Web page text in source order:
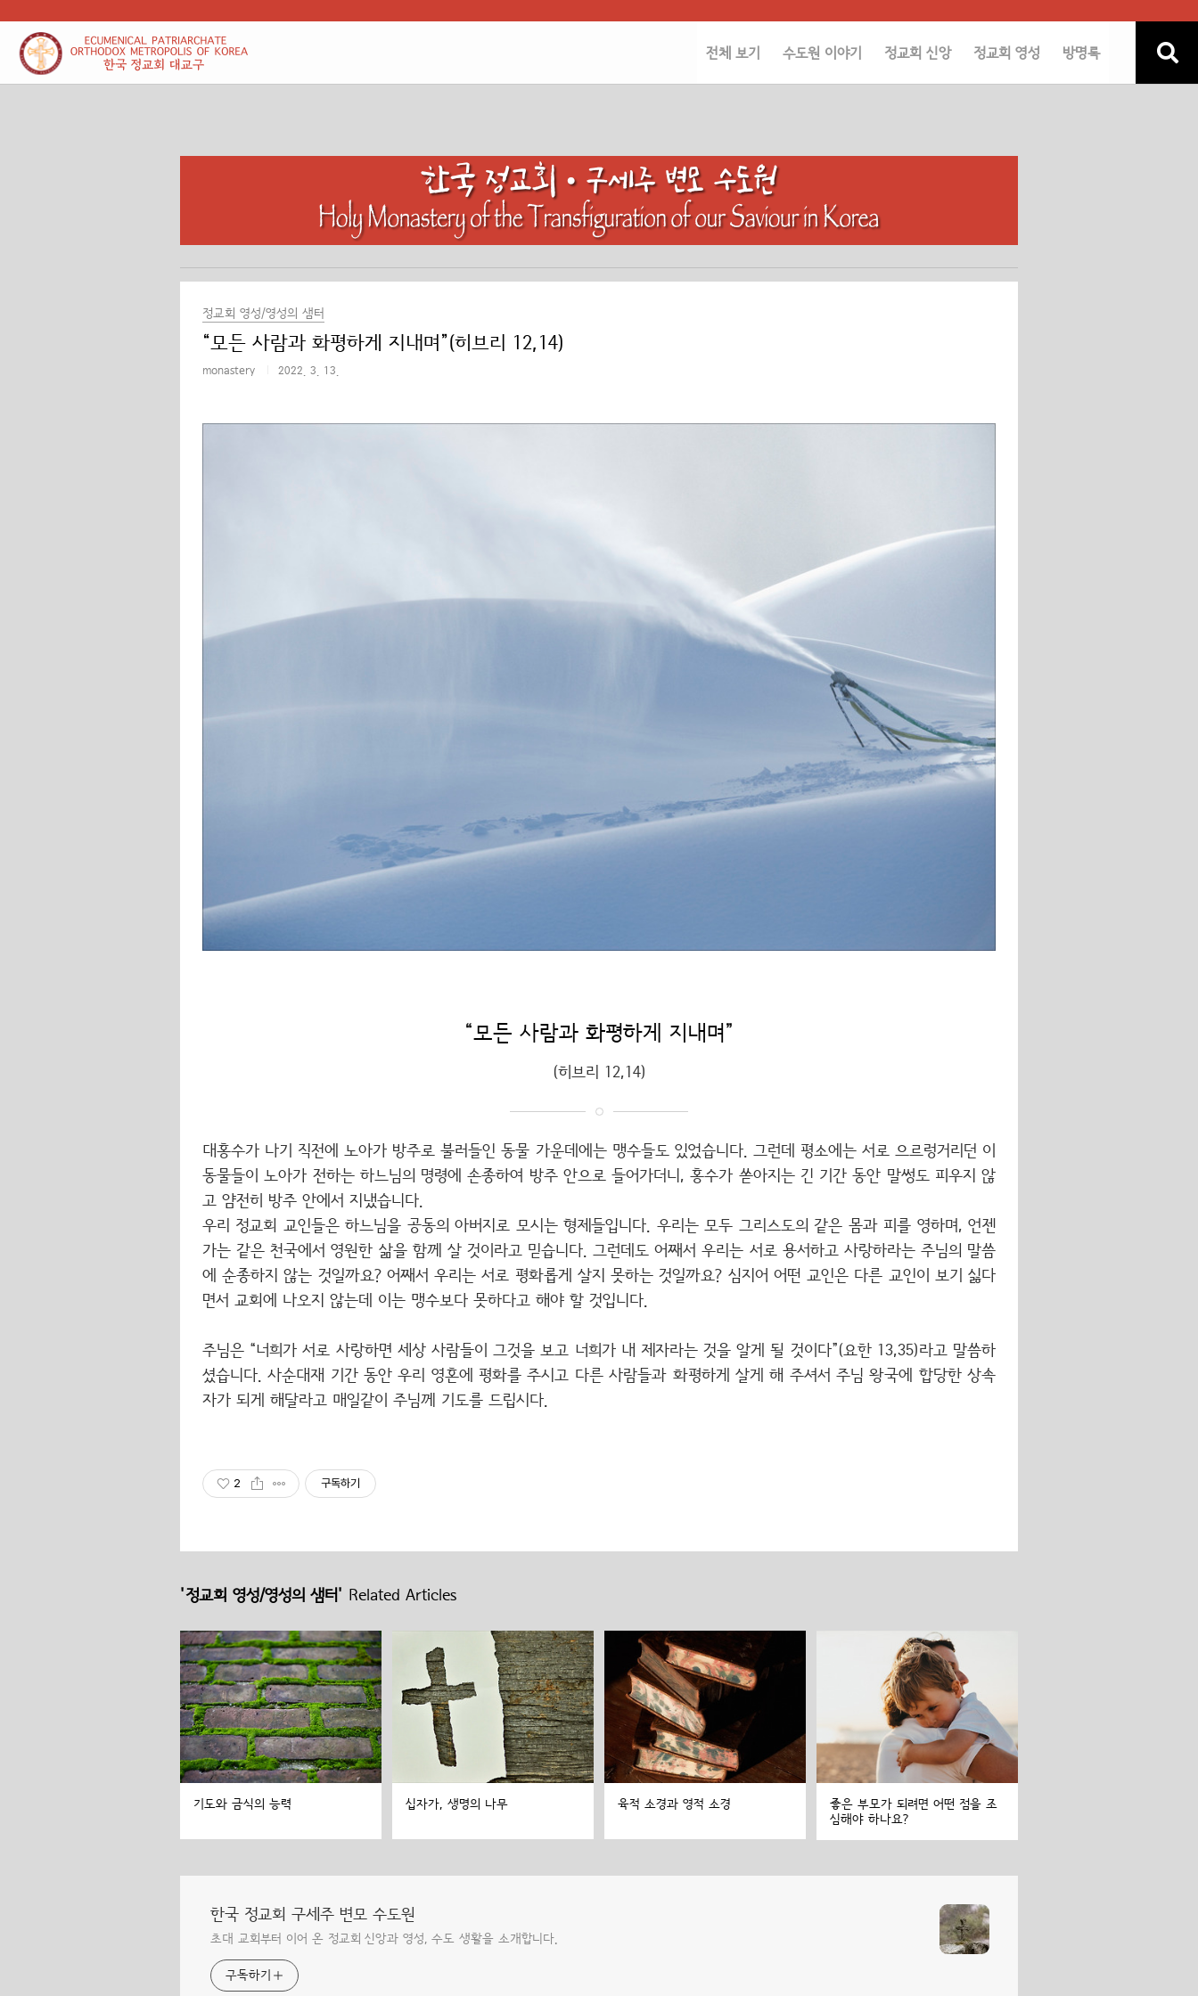
전체 보기 수도원 이야기 정교회 신앙 정교회 영성 방명록
정교회 영성/영성의 샘터
“모든 사람과 화평하게 지내며”(히브리 12,14)
monastery 2022. 3. 13.
“모든 사람과 화평하게 지내며”
(히브리 12,14)
대홍수가 나기 직전에 노아가 방주로 불러들인 동물 가운데에는 맹수들도 있었습니다. 그런데 평소에는 서로 으르렁거리던 이
동물들이 노아가 전하는 하느님의 명령에 손종하여 방주 안으로 들어가더니, 홍수가 쏟아지는 긴 기간 동안 말썽도 피우지 않
고 얌전히 방주 안에서 지냈습니다.
우리 정교회 교인들은 하느님을 공동의 아버지로 모시는 형제들입니다. 우리는 모두 그리스도의 같은 몸과 피를 영하며, 언젠
가는 같은 천국에서 영원한 삶을 함께 살 것이라고 믿습니다. 그런데도 어째서 우리는 서로 용서하고 사랑하라는 주님의 말씀
에 순종하지 않는 것일까요? 어째서 우리는 서로 평화롭게 살지 못하는 것일까요? 심지어 어떤 교인은 다른 교인이 보기 싫다
면서 교회에 나오지 않는데 이는 맹수보다 못하다고 해야 할 것입니다.
주님은 “너희가 서로 사랑하면 세상 사람들이 그것을 보고 너희가 내 제자라는 것을 알게 될 것이다”(요한 13,35)라고 말씀하
셨습니다. 사순대재 기간 동안 우리 영혼에 평화를 주시고 다른 사람들과 화평하게 살게 해 주셔서 주님 왕국에 합당한 상속
자가 되게 해달라고 매일같이 주님께 기도를 드립시다.
2 구독하기
'정교회 영성/영성의 샘터' Related Articles
기도와 금식의 능력 십자가, 생명의 나무 육적 소경과 영적 소경
좋은 부모가 되려면 어떤 점을 조
심해야 하나요?
한국 정교회 구세주 변모 수도원
초대 교회부터 이어 온 정교회 신앙과 영성, 수도 생활을 소개합니다.
구독하기